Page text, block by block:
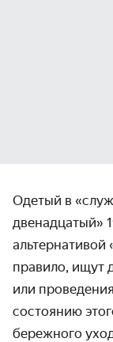
Одетый в
двенадцатый»
альтернативой
правило, ищут
или
состоянию
бережного